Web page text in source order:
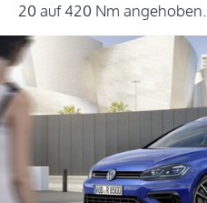
20 auf 420 Nm angehoben.